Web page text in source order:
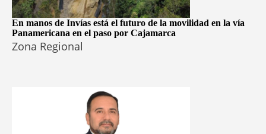
En manos de Invías está el futuro de la movilidad en la vía
Panamericana en el paso por Cajamarca
Zona Regional